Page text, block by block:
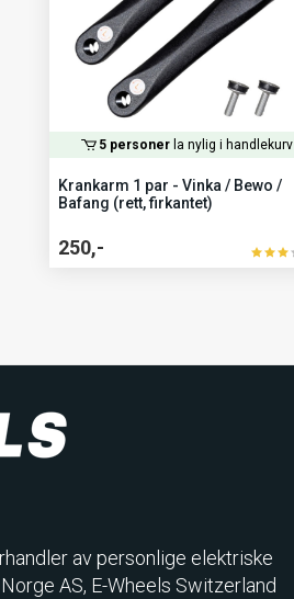
5 personerla nylig i handlekurv
Krankarm 1 par - Vinka / Bewo /
Bafang (rett, firkantet)
250,-
av personlige elektriske
AS, E­-Wheels Switzerland